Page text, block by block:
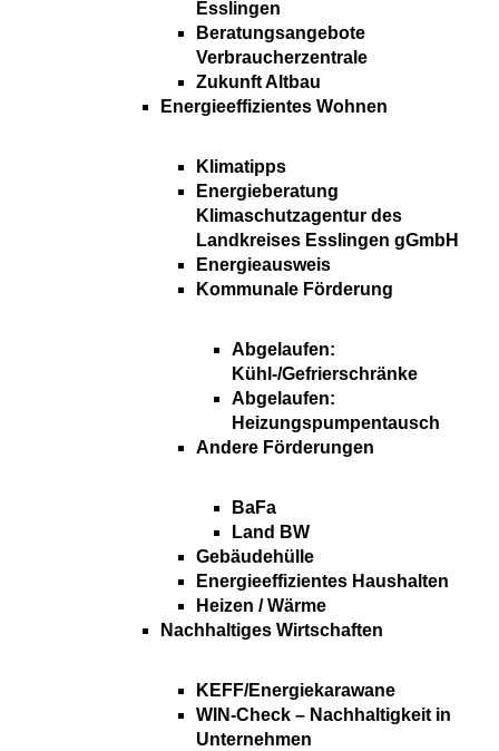
Esslingen
Beratungsangebote
Verbraucherzentrale
Zukunft Altbau
Energieeffizientes Wohnen
Klimatipps
Energieberatung
Klimaschutzagentur des
Landkreises Esslingen gGmbH
Energieausweis
Kommunale Förderung
Abgelaufen:
Kühl-/Gefrierschränke
Abgelaufen:
Heizungspumpentausch
Andere Förderungen
BaFa
Land BW
Gebäudehülle
Energieeffizientes Haushalten
Heizen / Wärme
Nachhaltiges Wirtschaften
KEFF/Energiekarawane
WIN-Check – Nachhaltigkeit in
Unternehmen